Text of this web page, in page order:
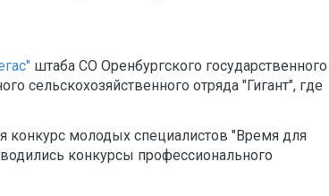
штаба СО Оренбургского государственного
сельскохозяйственного отряда "Гигант", где
молодых специалистов "Время для
конкурсы профессионального